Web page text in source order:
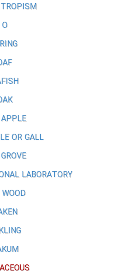
O
OR GALL
LABORATORY